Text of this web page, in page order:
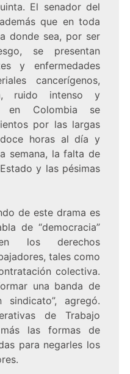
El senador del
que en toda
donde sea, por ser
se presentan
y enfermedades
cancerígenos,
ruido intenso y
en Colombia se
por las largas
horas al día y
semana, la falta de
y las pésimas
de este drama es
de “democracia”
los derechos
tales como
colectiva.
una banda de
sindicato”, agregó.
de Trabajo
las formas de
para negarles los